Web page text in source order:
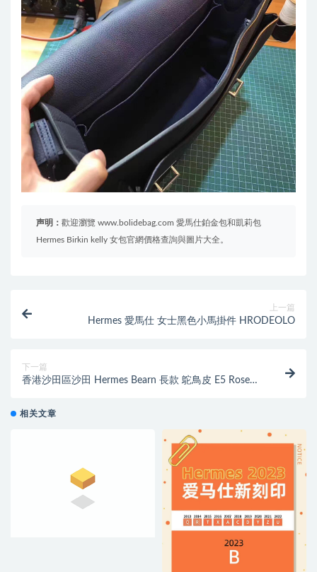
声明： 歡迎瀏覽 www.bolidebag.com 愛馬仕鉑金包和凱莉包
Hermes Birkin kelly 女包官網價格查詢與圖片大全。
上一篇
Hermes 愛馬仕 女士黑色小馬掛件 HRODEOLO
下一篇
香港沙田區沙田 Hermes Bearn 長款 鴕鳥皮 E5 Rose
相关文章